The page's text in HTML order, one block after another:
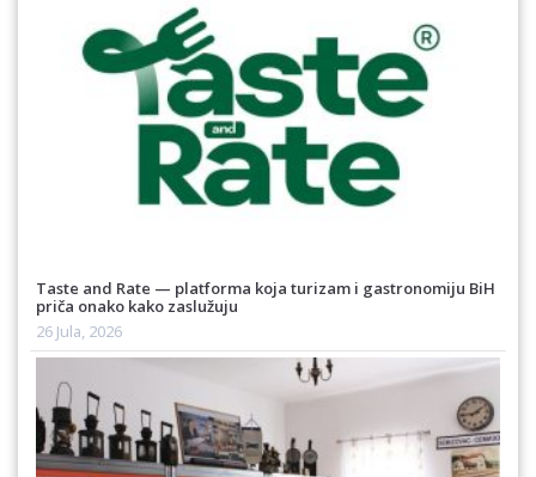
Taste and Rate — platforma koja turizam i gastronomiju BiH
priča onako kako zaslužuju
26 Jula, 2026